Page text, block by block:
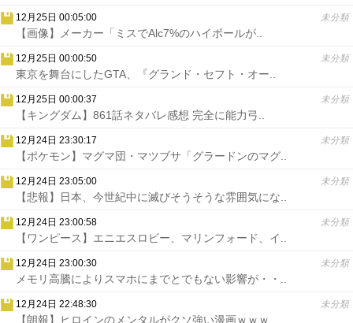
12月25日 00:05:00 未分類
【画像】メーカー「ミスでAlc7%のハイボールが..
12月25日 00:00:50 未分類
東京を舞台にしたGTA、『グランド・セフト・オー..
12月25日 00:00:37 未分類
【キングダム】861話ネタバレ感想 完全に能力弓..
12月24日 23:30:17 未分類
【ポケモン】マグマ団・マツブサ「グラードンのマグ..
12月24日 23:05:00 未分類
【悲報】日本、今世紀中に滅びそうそうな雰囲気にな..
12月24日 23:00:58 未分類
【ワンピース】エニエスロビー、マリンフォード、イ..
12月24日 23:00:30 未分類
メモリ高騰によりスマホにまでとでもない影響が・・..
12月24日 22:48:30 未分類
【朗報】ヒロインのメンタルがクソ強い漫画ｗｗｗ..